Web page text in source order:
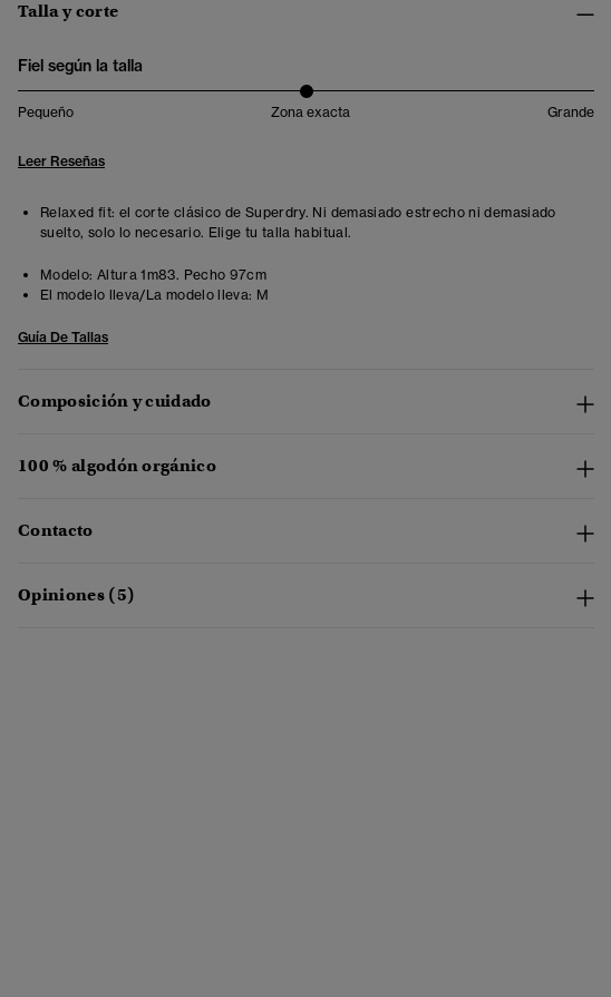
Talla y corte
Fiel según la talla
Pequeño Zona exacta Grande
Leer Reseñas
Relaxed fit: el corte clásico de Superdry. Ni demasiado estrecho ni demasiado
suelto, solo lo necesario. Elige tu talla habitual.
Modelo: Altura 1m83. Pecho 97cm
El modelo lleva/La modelo lleva: M
Guía De Tallas
Composición y cuidado
100 % algodón orgánico
Contacto
Opiniones (5)